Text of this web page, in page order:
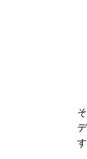
す